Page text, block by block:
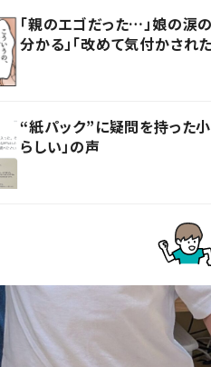
「親のエゴだった…」娘の涙
分かる」「改めて気付かされた
“紙パック”に疑問を持った
らしい」の声